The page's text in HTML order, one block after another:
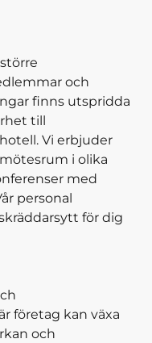
och
finns utspridda
till
Vi erbjuder
i olika
med
personal
för dig
företag kan växa
och